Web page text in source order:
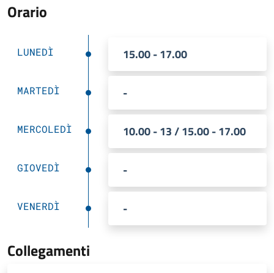
Orario
LUNEDÌ 15.00 - 17.00
MARTEDÌ -
MERCOLEDÌ 10.00 - 13 / 15.00 - 17.00
GIOVEDÌ -
VENERDÌ -
Collegamenti